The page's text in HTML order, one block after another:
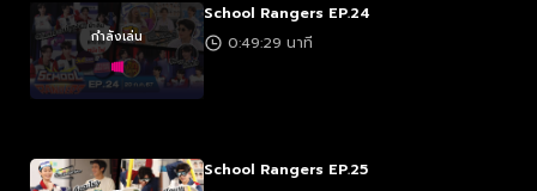
กำลังเล่น
School Rangers EP.24
0:49:29 นาที
School Rangers EP.25